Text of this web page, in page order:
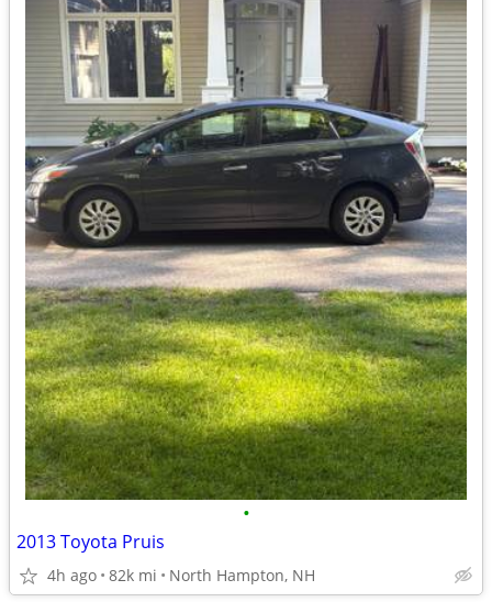
•
2013 Toyota Pruis
4h ago 82k mi North Hampton, NH